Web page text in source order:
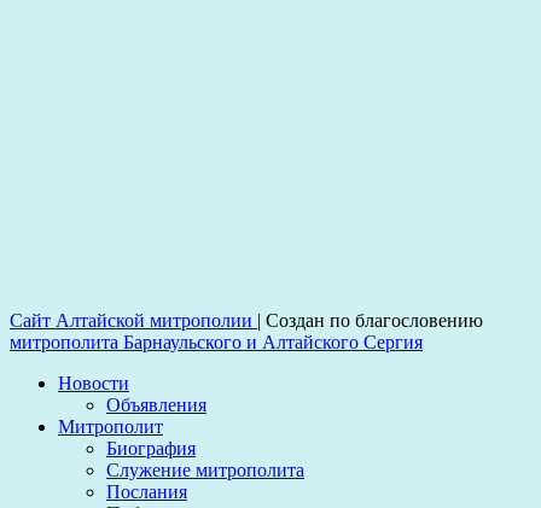
Сайт Алтайской митрополии | Создан по благословению
митрополита Барнаульского и Алтайского Сергия
Новости
Объявления
Митрополит
Биография
Служение митрополита
Послания